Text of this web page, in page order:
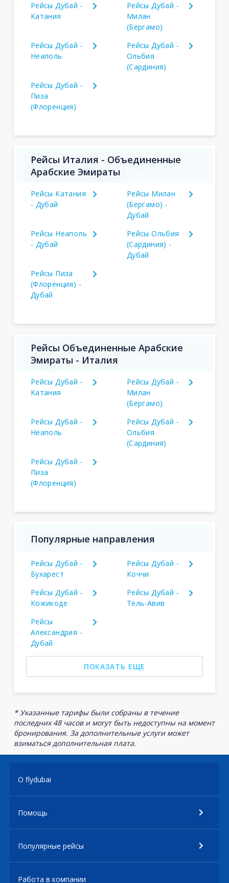
Рейсы Дубай -
Катания
Рейсы Дубай -
Милан
(Бергамо)
Рейсы Дубай -
Неаполь
Рейсы Дубай -
Ольбия
(Сардиния)
Рейсы Дубай -
Пиза
(Флоренция)
Рейсы Италия - Объединенные
Арабские Эмираты
Рейсы Катания
- Дубай
Рейсы Милан
(Бергамо) -
Дубай
Рейсы Неаполь
- Дубай
Рейсы Ольбия
(Сардиния) -
Дубай
Рейсы Пиза
(Флоренция) -
Дубай
Рейсы Объединенные Арабские
Эмираты - Италия
Рейсы Дубай -
Катания
Рейсы Дубай -
Милан
(Бергамо)
Рейсы Дубай -
Неаполь
Рейсы Дубай -
Ольбия
(Сардиния)
Рейсы Дубай -
Пиза
(Флоренция)
Популярные направления
Рейсы Дубай -
Бухарест
Рейсы Дубай -
Коччи
Рейсы Дубай -
Кожикоде
Рейсы Дубай -
Тель-Авив
Рейсы
Александрия -
Дубай
ПОКАЗАТЬ ЕЩЕ
* Указанные тарифы были собраны в течение
последних 48 часов и могут быть недоступны на момент
бронирования. За дополнительные услуги может
взиматься дополнительная плата.
О flydubai
Помощь
Популярные рейсы
Работа в компании